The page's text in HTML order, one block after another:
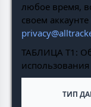
любое время,
своем
ТАБЛИЦА Т1:
ТИП